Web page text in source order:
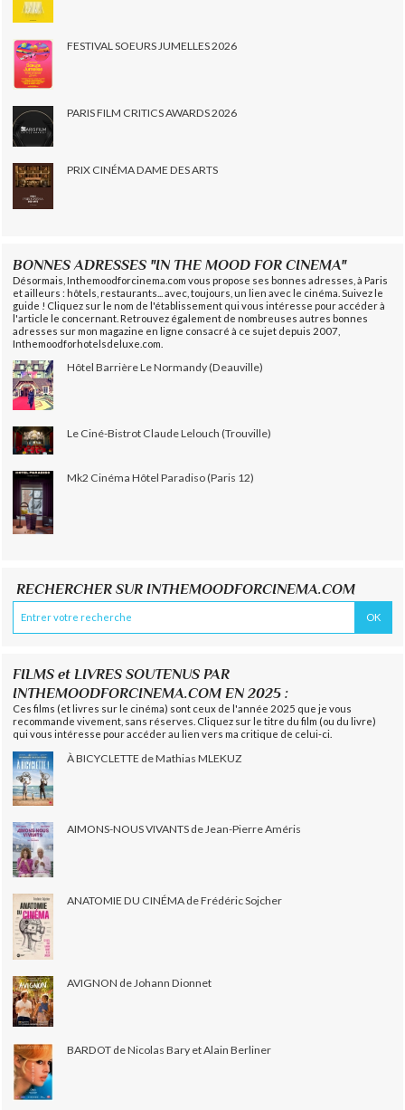
FESTIVAL SOEURS JUMELLES 2026
PARIS FILM CRITICS AWARDS 2026
PRIX CINÉMA DAME DES ARTS
BONNES ADRESSES "IN THE MOOD FOR CINEMA"
Désormais, Inthemoodforcinema.com vous propose ses bonnes adresses, à Paris
et ailleurs : hôtels, restaurants... avec, toujours, un lien avec le cinéma. Suivez le
guide ! Cliquez sur le nom de l'établissement qui vous intéresse pour accéder à
l'article le concernant. Retrouvez également de nombreuses autres bonnes
adresses sur mon magazine en ligne consacré à ce sujet depuis 2007,
Inthemoodforhotelsdeluxe.com.
Hôtel Barrière Le Normandy (Deauville)
Le Ciné-Bistrot Claude Lelouch (Trouville)
Mk2 Cinéma Hôtel Paradiso (Paris 12)
RECHERCHER SUR INTHEMOODFORCINEMA.COM
FILMS et LIVRES SOUTENUS PAR
INTHEMOODFORCINEMA.COM EN 2025 :
Ces films (et livres sur le cinéma) sont ceux de l'année 2025 que je vous
recommande vivement, sans réserves. Cliquez sur le titre du film (ou du livre)
qui vous intéresse pour accéder au lien vers ma critique de celui-ci.
À BICYCLETTE de Mathias MLEKUZ
AIMONS-NOUS VIVANTS de Jean-Pierre Améris
ANATOMIE DU CINÉMA de Frédéric Sojcher
AVIGNON de Johann Dionnet
BARDOT de Nicolas Bary et Alain Berliner